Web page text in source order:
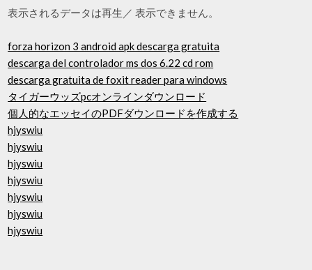
表示されるデータは再生／ 表示できません。
forza horizon 3 android apk descarga gratuita
descarga del controlador ms dos 6.22 cd rom
descarga gratuita de foxit reader para windows
タイガーウッズpcオンラインダウンロード
個人的なエッセイのPDFダウンロードを作成する
hjyswiu
hjyswiu
hjyswiu
hjyswiu
hjyswiu
hjyswiu
hjyswiu